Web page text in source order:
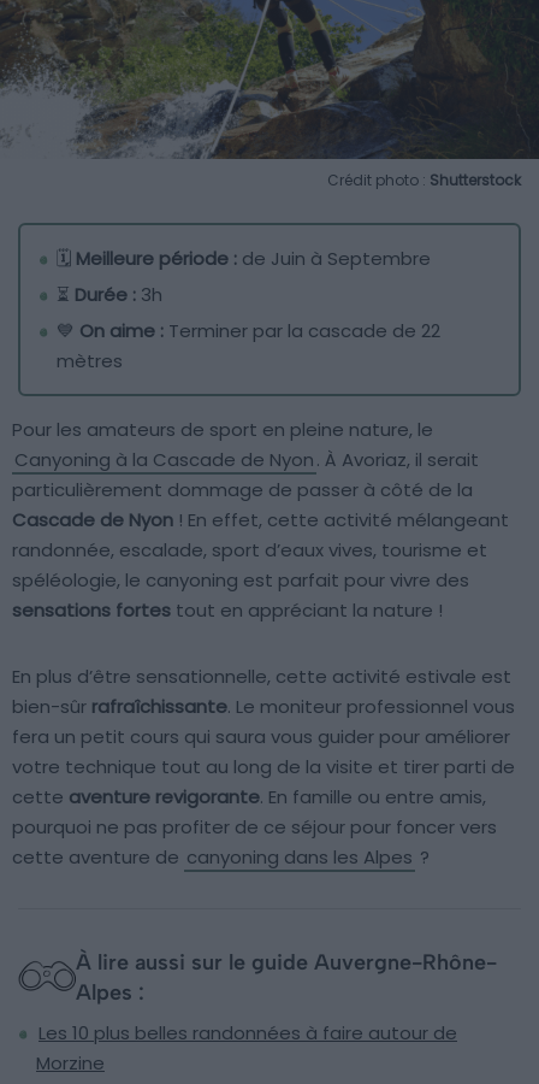
Crédit photo : Shutterstock
🗓️ Meilleure période : de Juin à Septembre
⏳ Durée : 3h
💙 On aime : Terminer par la cascade de 22
mètres
Pour les amateurs de sport en pleine nature, le
Canyoning à la Cascade de Nyon. À Avoriaz, il serait
particulièrement dommage de passer à côté de la
Cascade de Nyon ! En effet, cette activité mélangeant
randonnée, escalade, sport d’eaux vives, tourisme et
spéléologie, le canyoning est parfait pour vivre des
sensations fortes tout en appréciant la nature !
En plus d’être sensationnelle, cette activité estivale est
bien-sûr rafraîchissante. Le moniteur professionnel vous
fera un petit cours qui saura vous guider pour améliorer
votre technique tout au long de la visite et tirer parti de
cette aventure revigorante. En famille ou entre amis,
pourquoi ne pas profiter de ce séjour pour foncer vers
cette aventure de canyoning dans les Alpes ?
À lire aussi sur le guide Auvergne-Rhône-
Alpes :
Les 10 plus belles randonnées à faire autour de
Morzine